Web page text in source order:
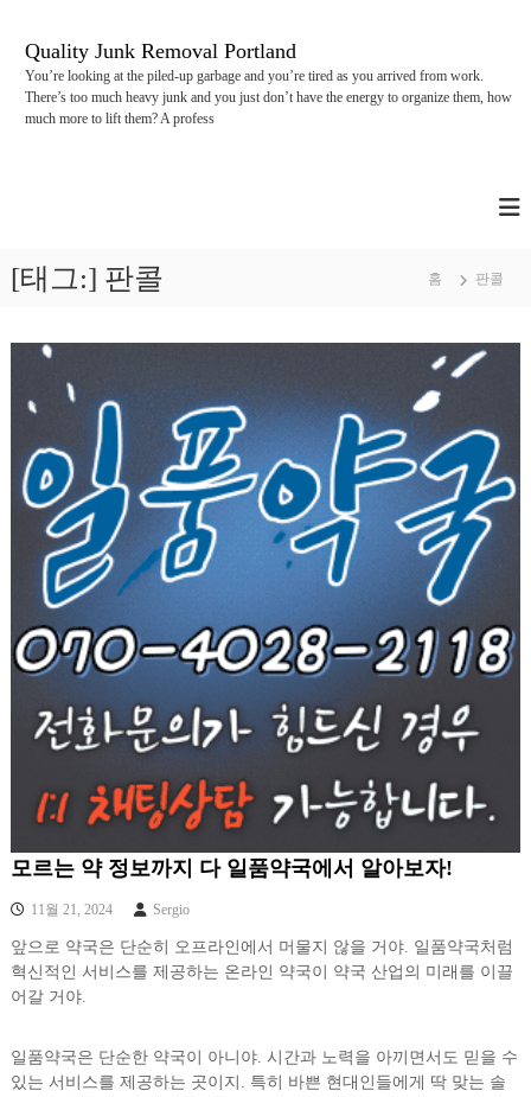
Quality Junk Removal Portland
You’re looking at the piled-up garbage and you’re tired as you arrived from work.
There’s too much heavy junk and you just don’t have the energy to organize them, how
much more to lift them? A profess
[태그:] 판콜 홈 판콜
모르는 약 정보까지 다 일품약국에서 알아보자!
11월 21, 2024 Sergio
앞으로 약국은 단순히 오프라인에서 머물지 않을 거야. 일품약국처럼
혁신적인 서비스를 제공하는 온라인 약국이 약국 산업의 미래를 이끌
어갈 거야.
일품약국은 단순한 약국이 아니야. 시간과 노력을 아끼면서도 믿을 수
있는 서비스를 제공하는 곳이지. 특히 바쁜 현대인들에게 딱 맞는 솔